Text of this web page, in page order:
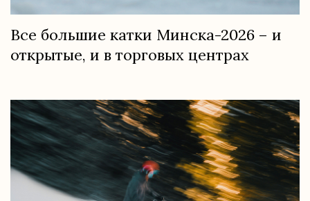
Все большие катки Минска-2026 – и
открытые, и в торговых центрах